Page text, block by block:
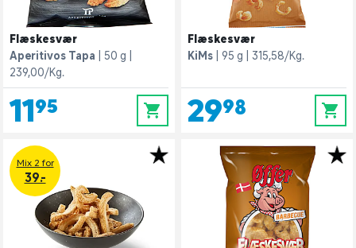
Flæskesvær
Aperitivos Tapa
50 g
239,00/Kg.
11,95 0
Flæskesvær
KiMs
95 g 315,58/Kg.
29,98 0
Mix 2 for
39.-